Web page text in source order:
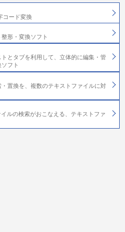
コード変換
形・変換ソフト
とタブを利用して、立体的に編集・管
フト
置換を、複数のテキストファイルに対
ルの検索がおこなえる、テキストファ